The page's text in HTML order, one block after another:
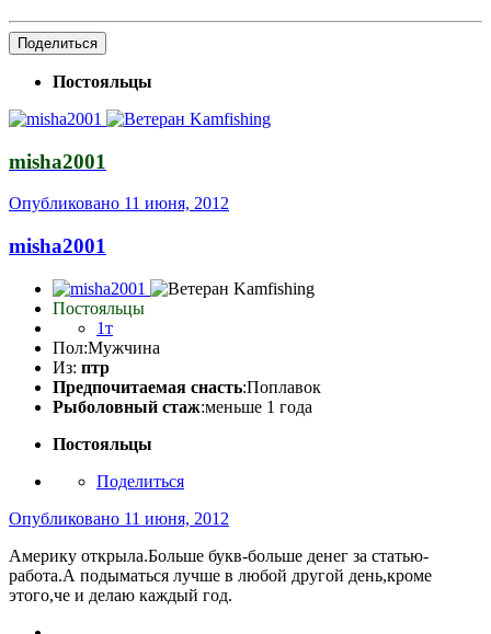
Поделиться
Постояльцы
misha2001
Опубликовано 11 июня, 2012
misha2001
Постояльцы
1т
Пол:Мужчина
Из: птр
Предпочитаемая снасть:Поплавок
Рыболовный стаж:меньше 1 года
Постояльцы
Поделиться
Опубликовано 11 июня, 2012
Америку открыла.Больше букв-больше денег за статью-
работа.А подыматься лучше в любой другой день,кроме
этого,че и делаю каждый год.